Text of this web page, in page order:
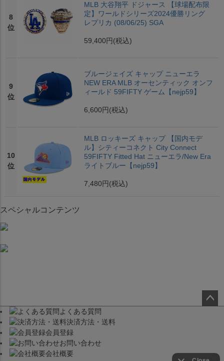
8
位
MLB 大谷翔平 ドジャース 【球場配布限
定】ワールドシリーズ2024優勝リング
レプリカ (08/06/25) SGA
59,400円 (税込)
9
位
ブルージェイズ キャップ ニューエラ
NEW ERA MLB オーセンティック オンフ
ィールド 59FIFTY ゲーム【nejp59】
6,600円 (税込)
10
位
MLB ロッキーズ キャップ 【国内モデ
ル】シティーコネクト City Connect
59FIFTY Fitted Hat ニューエラ/New Era
ライトブルー【nejp59】
7,480円 (税込)
スペシャルコンテンツ
よくある質問
決済方法・送料
会員登録
お問い合わせ
会社概要